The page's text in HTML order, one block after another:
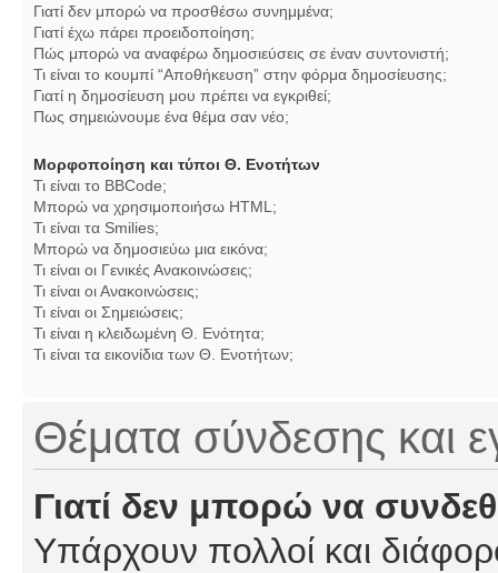
Γιατί δεν μπορώ να προσθέσω συνημμένα;
Γιατί έχω πάρει προειδοποίηση;
Πώς μπορώ να αναφέρω δημοσιεύσεις σε έναν συντονιστή;
Τι είναι το κουμπί “Αποθήκευση” στην φόρμα δημοσίευσης;
Γιατί η δημοσίευση μου πρέπει να εγκριθεί;
Πως σημειώνουμε ένα θέμα σαν νέο;
Μορφοποίηση και τύποι Θ. Ενοτήτων
Τι είναι το BBCode;
Μπορώ να χρησιμοποιήσω HTML;
Τι είναι τα Smilies;
Μπορώ να δημοσιεύω μια εικόνα;
Τι είναι οι Γενικές Ανακοινώσεις;
Τι είναι οι Ανακοινώσεις;
Τι είναι οι Σημειώσεις;
Τι είναι η κλειδωμένη Θ. Ενότητα;
Τι είναι τα εικονίδια των Θ. Ενοτήτων;
Θέματα σύνδεσης και
Γιατί δεν μπορώ να
Υπάρχουν πολλοί και